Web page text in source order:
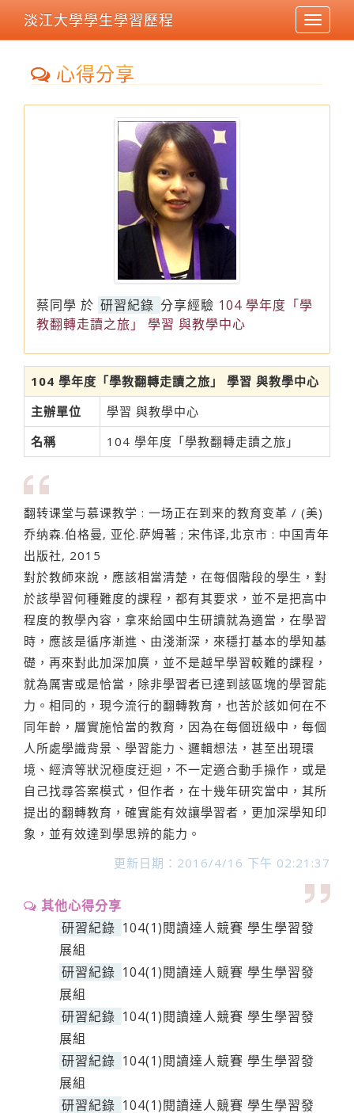
Toggle
淡江大學學生學習歷程
心得分享
蔡同學 於 研習紀錄 分享經驗 104 學年度「學
教翻轉走讀之旅」 學習 與教學中心
104 學年度「學教翻轉走讀之旅」 學習 與教學中心
主辦單位
學習 與教學中心
名稱
104 學年度「學教翻轉走讀之旅」
翻转课堂与慕课教学 : 一场正在到来的教育变革 / (美)
乔纳森.伯格曼, 亚伦.萨姆著 ; 宋伟译,北京市 : 中国青年
出版社, 2015
對於教師來說，應該相當清楚，在每個階段的學生，對
於該學習何種難度的課程，都有其要求，並不是把高中
程度的教學內容，拿來給國中生研讀就為適當，在學習
時，應該是循序漸進、由淺漸深，來穩打基本的學知基
礎，再來對此加深加廣，並不是越早學習較難的課程，
就為厲害或是恰當，除非學習者已達到該區塊的學習能
力。相同的，現今流行的翻轉教育，也苦於該如何在不
同年齡，層實施恰當的教育，因為在每個班級中，每個
人所處學識背景、學習能力、邏輯想法，甚至出現環
境、經濟等狀況極度迂迴，不一定適合動手操作，或是
自己找尋答案模式，但作者，在十幾年研究當中，其所
提出的翻轉教育，確實能有效讓學習者，更加深學知印
象，並有效達到學思辨的能力。
更新日期：2016/4/16 下午 02:21:37
其他心得分享
研習紀錄 104(1)閱讀達人競賽 學生學習發
展組
研習紀錄 104(1)閱讀達人競賽 學生學習發
展組
研習紀錄 104(1)閱讀達人競賽 學生學習發
展組
研習紀錄 104(1)閱讀達人競賽 學生學習發
展組
研習紀錄 104(1)閱讀達人競賽 學生學習發